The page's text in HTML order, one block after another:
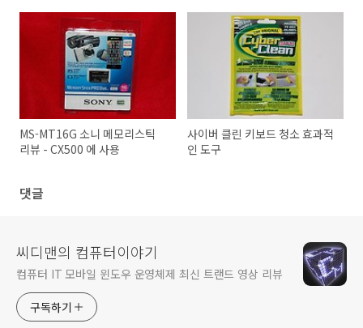
MS-MT16G 소니 메모리스틱
리뷰 - CX500 에 사용
사이버 클린 키보드 청소 효과적
인 도구
댓글
씨디맨의 컴퓨터이야기
컴퓨터 IT 모바일 윈도우 운영체제 최신 트랜드 영상 리뷰
구독하기